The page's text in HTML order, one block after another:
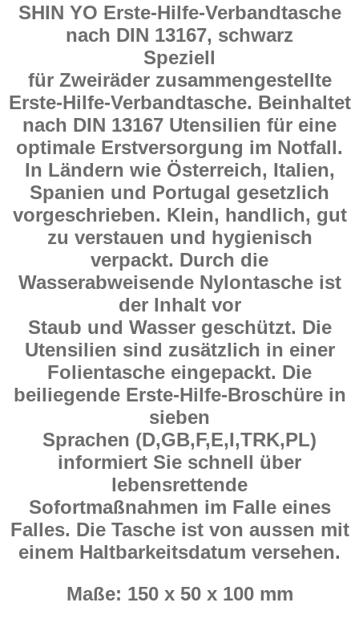
SHIN YO Erste-Hilfe-Verbandtasche
nach DIN 13167, schwarz
Speziell
für Zweiräder zusammengestellte
Erste-Hilfe-Verbandtasche. Beinhaltet
nach DIN 13167 Utensilien für eine
optimale Erstversorgung im Notfall.
In Ländern wie Österreich, Italien,
Spanien und Portugal gesetzlich
vorgeschrieben. Klein, handlich, gut
zu verstauen und hygienisch
verpackt. Durch die
Wasserabweisende Nylontasche ist
der Inhalt vor
Staub und Wasser geschützt. Die
Utensilien sind zusätzlich in einer
Folientasche eingepackt. Die
beiliegende Erste-Hilfe-Broschüre in
sieben
Sprachen (D,GB,F,E,I,TRK,PL)
informiert Sie schnell über
lebensrettende
Sofortmaßnahmen im Falle eines
Falles. Die Tasche ist von aussen mit
einem Haltbarkeitsdatum versehen.
Maße: 150 x 50 x 100 mm